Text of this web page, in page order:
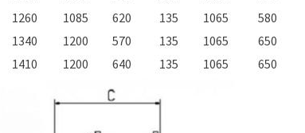
1260 1085 620 135 1065
580
1340 1200 570 135 1065
650
1410 1200 640 135 1065 650